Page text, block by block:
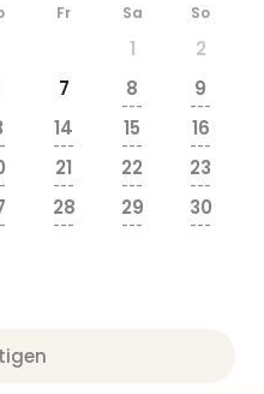
Fr Sa So
1
2
7 8
---
9
---
14
---
15
---
16
---
21
---
22
---
23
---
28
---
29
---
30
---